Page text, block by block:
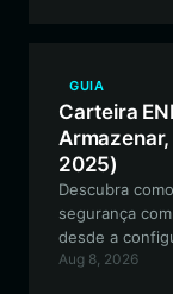
GUIA
Carteira
Armazenar,
2025)
Descubra
segurança
desde a
Solana até
Aug 8, 2026